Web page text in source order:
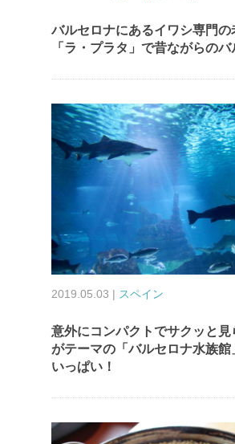
バルセロナにあるイワシ専門の
「ラ・プラタ」で昔ながらのバ
2019.05.03 | スペイン
意外にコンパクトでサクッと見
がテーマの「バルセロナ水族館
いっぱい！